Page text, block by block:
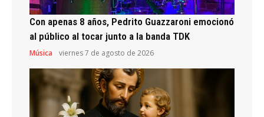
Con apenas 8 años, Pedrito Guazzaroni emocionó
al público al tocar junto a la banda TDK
Música viernes 7 de agosto de 2026